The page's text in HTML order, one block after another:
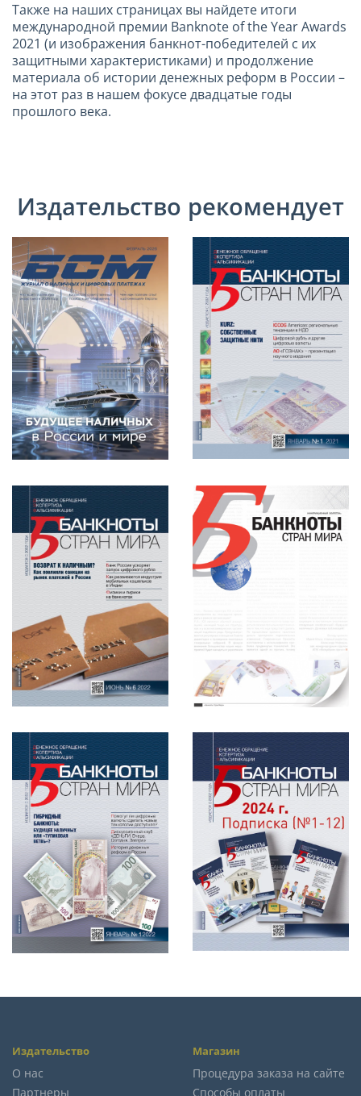
Также на наших страницах вы найдете итоги
международной премии Banknote of the Year Awards
2021 (и изображения банкнот-победителей с их
защитными характеристиками) и продолжение
материала об истории денежных реформ в России –
на этот раз в нашем фокусе двадцатые годы
прошлого века.
Издательство рекомендует
Издательство
О нас
Партнеры
Магазин
Процедура заказа на сайте
Способы оплаты